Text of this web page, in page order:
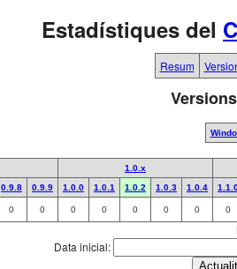
Estadístiques del
Resum
1.0.x
0.9.8 0.9.9 1.0.0 1.0.1 1.0.2 1.0.3 1.0.4
0 0 0 0 0 0 0 0
Data inicial: